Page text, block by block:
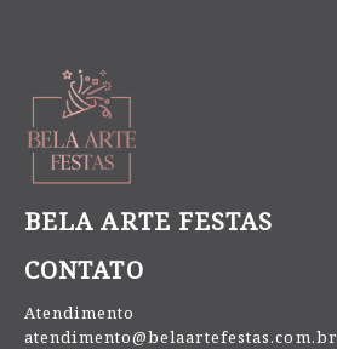
BELA ARTE FESTAS
CONTATO
Atendimento
atendimento@belaartefestas.com.br